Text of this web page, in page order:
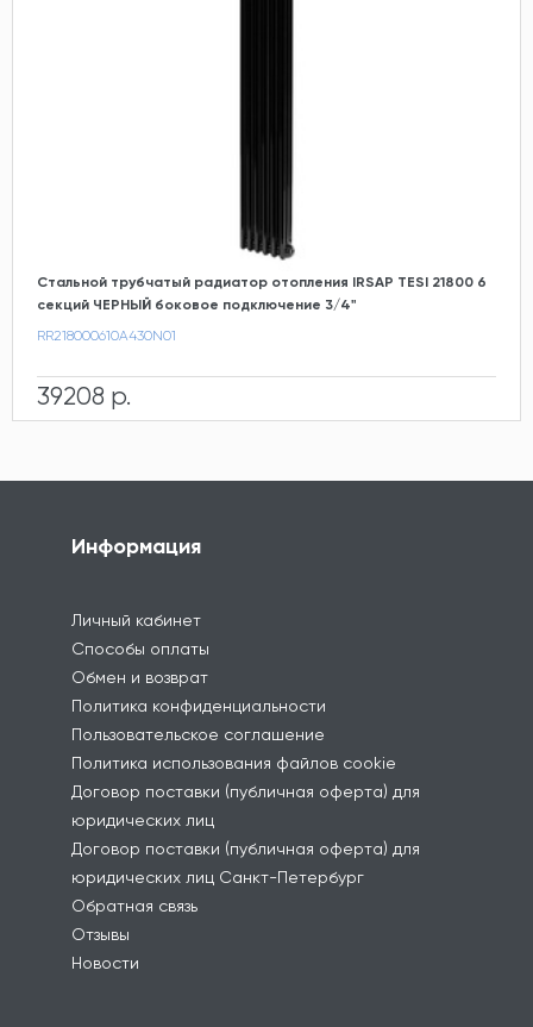
Стальной трубчатый радиатор отопления IRSAP TESI 21800 6
секций ЧЕРНЫЙ боковое подключение 3/4"
RR218000610A430N01
39208 р.
Информация
Личный кабинет
Способы оплаты
Обмен и возврат
Политика конфиденциальности
Пользовательское соглашение
Политика использования файлов cookie
Договор поставки (публичная оферта) для
юридических лиц
Договор поставки (публичная оферта) для
юридических лиц Санкт-Петербург
Обратная связь
Отзывы
Новости